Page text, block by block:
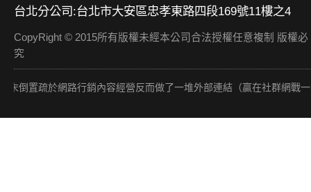
台北分公司:台北市大安區忠孝東路四段169號11樓之4
CopyRight © 2015所有版權未經本公司合法授權任意複制 版權必
究
銷內容經營反而做了一堆外部連結（贏在社群網戰一書也提到